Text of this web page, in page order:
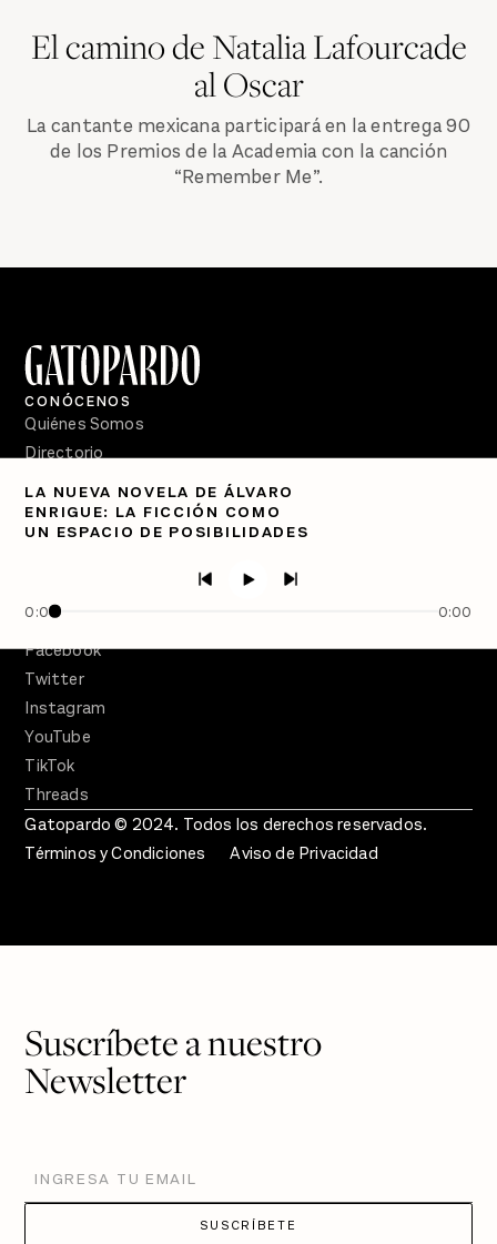
El camino de Natalia Lafourcade
al Oscar
La cantante mexicana participará en la entrega 90
LA NUEVA NOVELA DE ÁLVARO
UN ESPACIO DE POSIBILIDADES
0:00 0:00
CONÓCENOS
Directorio
PÓDCASTS
Crecer en Distopía
SÍGUENOS
Twitter
TikTok
Threads
Gatopardo © 2024. Todos los derechos reservados.
Suscríbete a nuestro